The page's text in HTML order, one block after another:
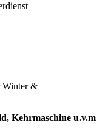
Winter &
Kehrmaschine u.v.m